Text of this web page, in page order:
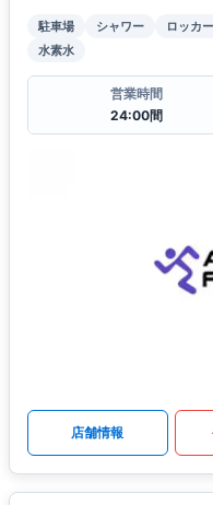
駐車場 シャワー ロッカー
水素水
営業時間
24:00間
店舗情報